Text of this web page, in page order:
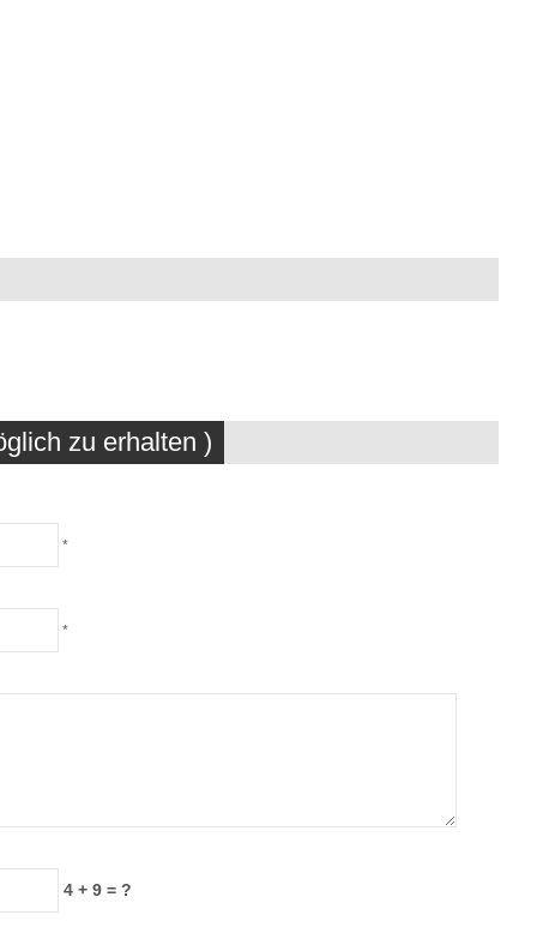
zu erhalten )
*
*
4 + 9 = ?